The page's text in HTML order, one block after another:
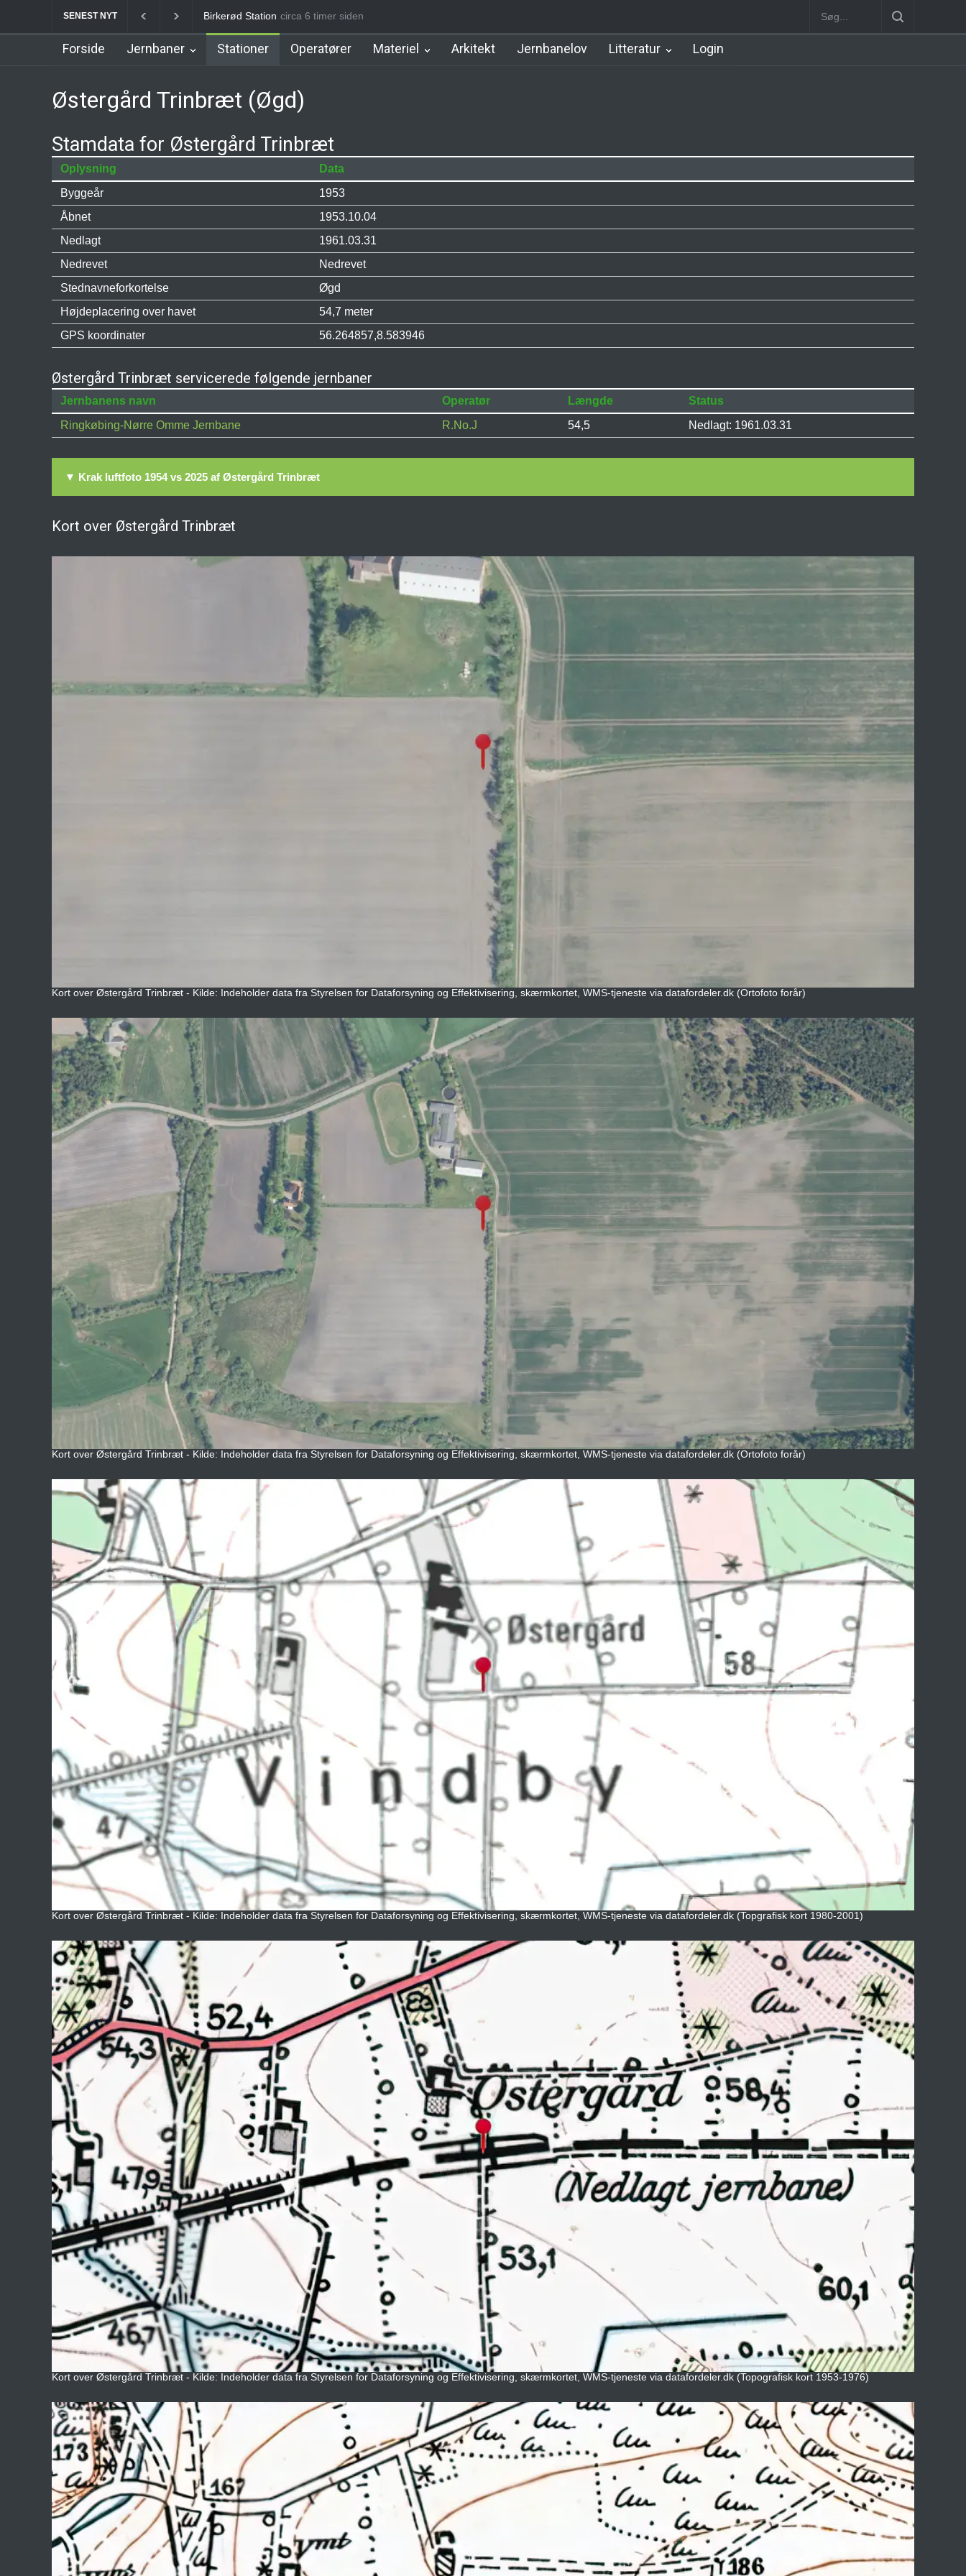
SENEST NYT Allerød Station Favrholm Station Nørrebro B Station [1886-1930] Nørrebro A Station
circa 6 timer siden
Forside Jernbaner Stationer Operatører Materiel Arkitekt Jernbanelov Litteratur Login
Østergård Trinbræt (Øgd)
Stamdata for Østergård Trinbræt
Oplysning
Data
Byggeår
1953
Åbnet
1953.10.04
Nedlagt
1961.03.31
Nedrevet
Nedrevet
Stednavneforkortelse
Øgd
Højdeplacering over havet
54,7 meter
GPS koordinater
56.264857,8.583946
Østergård Trinbræt servicerede følgende jernbaner
Jernbanens navn Operatør Længde
Status
Ringkøbing-Nørre Omme Jernbane
R.No.J 54,5 Nedlagt: 1961.03.31
▼ Krak luftfoto 1954 vs 2025 af Østergård Trinbræt
Kort over Østergård Trinbræt
Kort over Østergård Trinbræt - Kilde: Indeholder data fra Styrelsen for Dataforsyning og Effektivisering, skærmkortet, WMS-tjeneste via datafordeler.dk (Ortofoto forår)
Kort over Østergård Trinbræt - Kilde: Indeholder data fra Styrelsen for Dataforsyning og Effektivisering, skærmkortet, WMS-tjeneste via datafordeler.dk (Ortofoto forår)
Kort over Østergård Trinbræt - Kilde: Indeholder data fra Styrelsen for Dataforsyning og Effektivisering, skærmkortet, WMS-tjeneste via datafordeler.dk (Topgrafisk kort 1980-2001)
Kort over Østergård Trinbræt - Kilde: Indeholder data fra Styrelsen for Dataforsyning og Effektivisering, skærmkortet, WMS-tjeneste via datafordeler.dk (Topografisk kort 1953-1976)